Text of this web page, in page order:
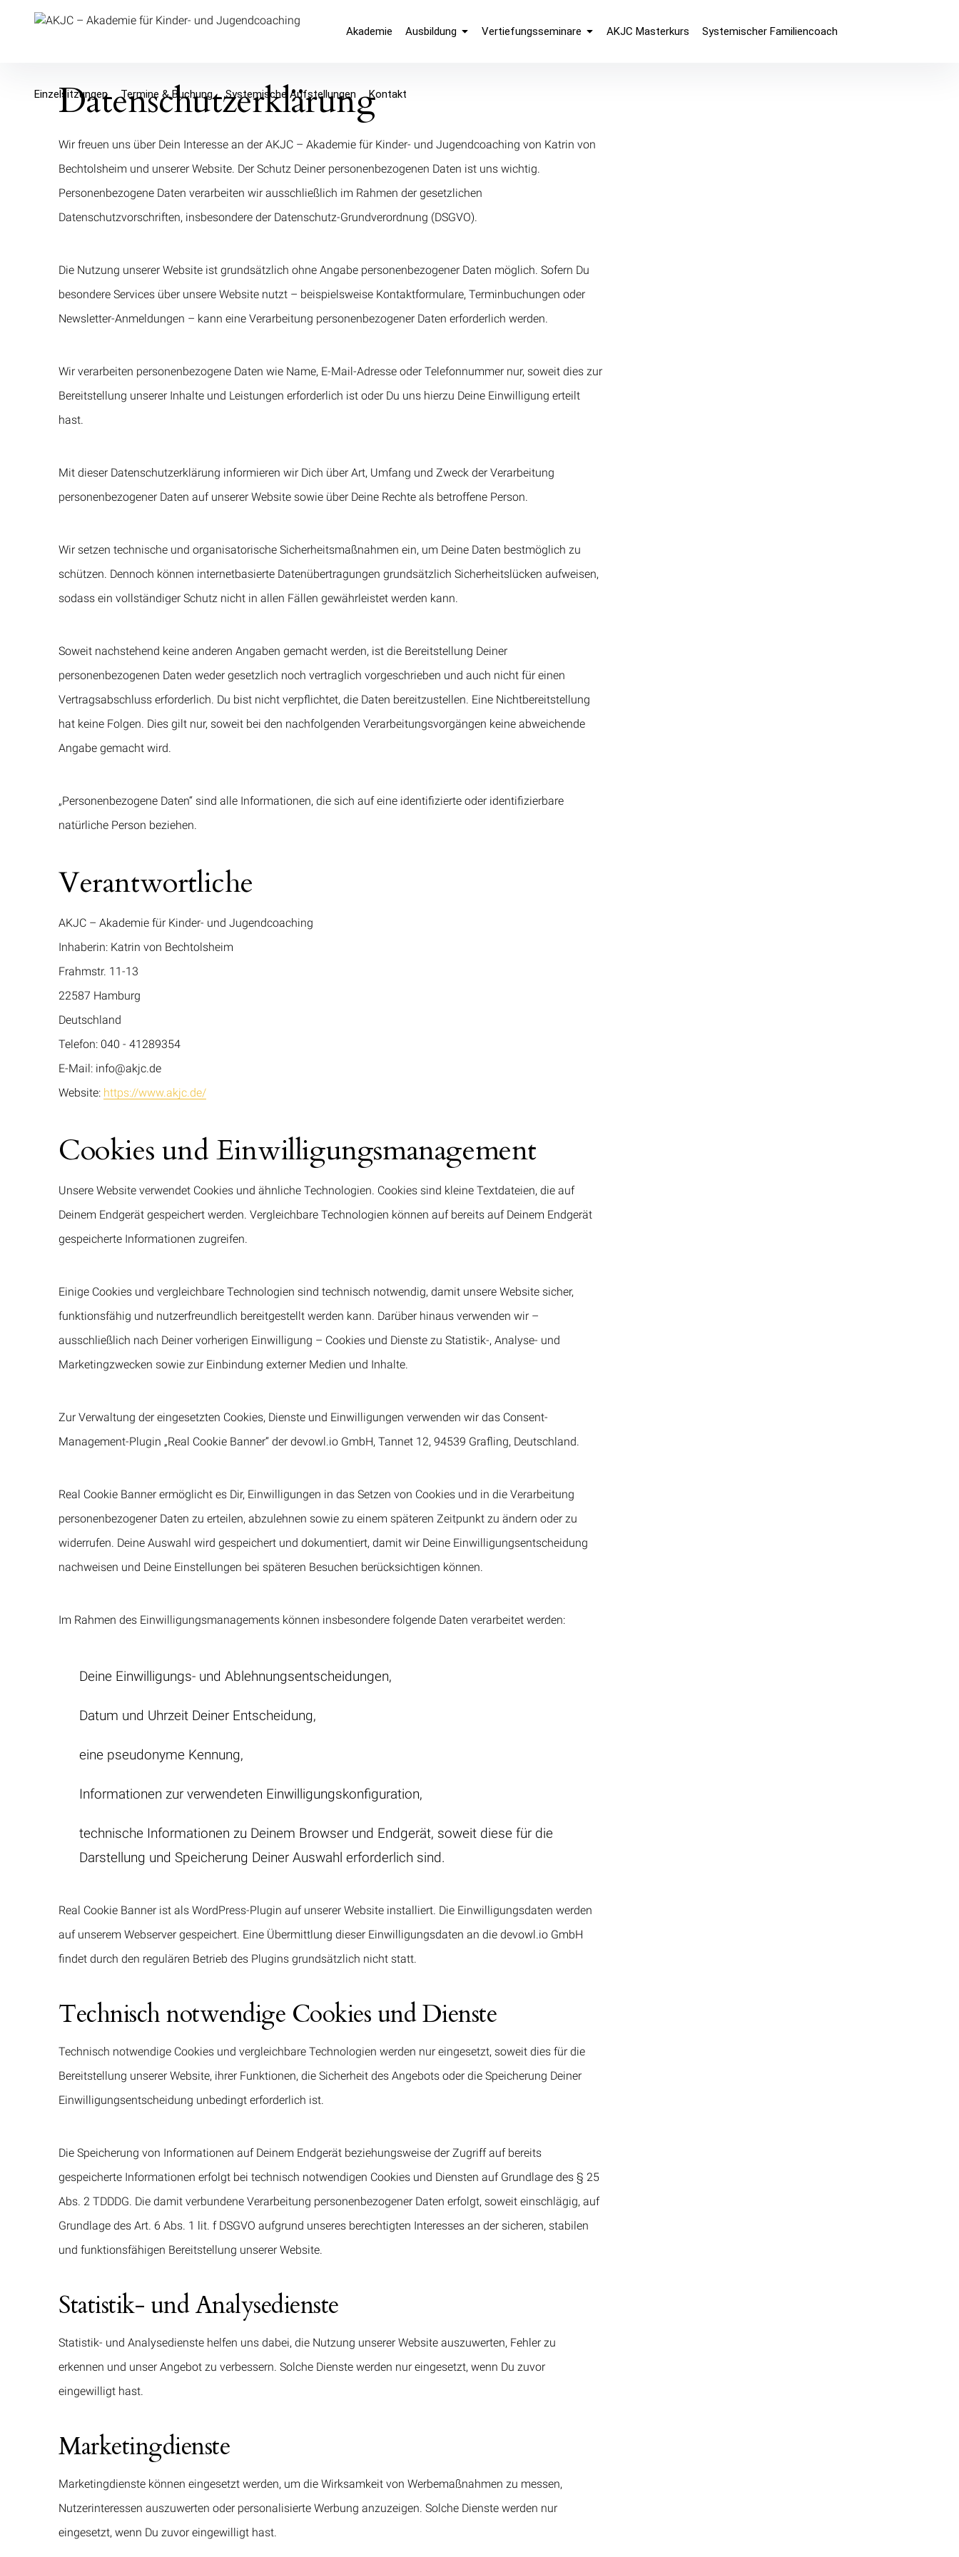
AKJC – Akademie für Kinder- und Jugendcoaching
Akademie Ausbildung Vertiefungsseminare AKJC Masterkurs Systemischer Familiencoach
Einzelsitzungen Termine & Buchung Systemische Aufstellungen Kontakt
Datenschutzerklärung
Wir freuen uns über Dein Interesse an der AKJC – Akademie für Kinder- und Jugendcoaching von Katrin von
Bechtolsheim und unserer Website. Der Schutz Deiner personenbezogenen Daten ist uns wichtig.
Personenbezogene Daten verarbeiten wir ausschließlich im Rahmen der gesetzlichen
Datenschutzvorschriften, insbesondere der Datenschutz-Grundverordnung (DSGVO).
Die Nutzung unserer Website ist grundsätzlich ohne Angabe personenbezogener Daten möglich. Sofern Du
besondere Services über unsere Website nutzt – beispielsweise Kontaktformulare, Terminbuchungen oder
Newsletter-Anmeldungen – kann eine Verarbeitung personenbezogener Daten erforderlich werden.
Wir verarbeiten personenbezogene Daten wie Name, E-Mail-Adresse oder Telefonnummer nur, soweit dies zur
Bereitstellung unserer Inhalte und Leistungen erforderlich ist oder Du uns hierzu Deine Einwilligung erteilt
hast.
Mit dieser Datenschutzerklärung informieren wir Dich über Art, Umfang und Zweck der Verarbeitung
personenbezogener Daten auf unserer Website sowie über Deine Rechte als betroffene Person.
Wir setzen technische und organisatorische Sicherheitsmaßnahmen ein, um Deine Daten bestmöglich zu
schützen. Dennoch können internetbasierte Datenübertragungen grundsätzlich Sicherheitslücken aufweisen,
sodass ein vollständiger Schutz nicht in allen Fällen gewährleistet werden kann.
Soweit nachstehend keine anderen Angaben gemacht werden, ist die Bereitstellung Deiner
personenbezogenen Daten weder gesetzlich noch vertraglich vorgeschrieben und auch nicht für einen
Vertragsabschluss erforderlich. Du bist nicht verpflichtet, die Daten bereitzustellen. Eine Nichtbereitstellung
hat keine Folgen. Dies gilt nur, soweit bei den nachfolgenden Verarbeitungsvorgängen keine abweichende
Angabe gemacht wird.
„Personenbezogene Daten“ sind alle Informationen, die sich auf eine identifizierte oder identifizierbare
natürliche Person beziehen.
Verantwortliche
AKJC – Akademie für Kinder- und Jugendcoaching
Inhaberin: Katrin von Bechtolsheim
Frahmstr. 11-13
22587 Hamburg
Deutschland
Telefon: 040 - 41289354
E-Mail: info@akjc.de
Website: https://www.akjc.de/
Cookies und Einwilligungsmanagement
Unsere Website verwendet Cookies und ähnliche Technologien. Cookies sind kleine Textdateien, die auf
Deinem Endgerät gespeichert werden. Vergleichbare Technologien können auf bereits auf Deinem Endgerät
gespeicherte Informationen zugreifen.
Einige Cookies und vergleichbare Technologien sind technisch notwendig, damit unsere Website sicher,
funktionsfähig und nutzerfreundlich bereitgestellt werden kann. Darüber hinaus verwenden wir –
ausschließlich nach Deiner vorherigen Einwilligung – Cookies und Dienste zu Statistik-, Analyse- und
Marketingzwecken sowie zur Einbindung externer Medien und Inhalte.
Zur Verwaltung der eingesetzten Cookies, Dienste und Einwilligungen verwenden wir das Consent-
Management-Plugin „Real Cookie Banner“ der devowl.io GmbH, Tannet 12, 94539 Grafling, Deutschland.
Real Cookie Banner ermöglicht es Dir, Einwilligungen in das Setzen von Cookies und in die Verarbeitung
personenbezogener Daten zu erteilen, abzulehnen sowie zu einem späteren Zeitpunkt zu ändern oder zu
widerrufen. Deine Auswahl wird gespeichert und dokumentiert, damit wir Deine Einwilligungsentscheidung
nachweisen und Deine Einstellungen bei späteren Besuchen berücksichtigen können.
Im Rahmen des Einwilligungsmanagements können insbesondere folgende Daten verarbeitet werden:
Deine Einwilligungs- und Ablehnungsentscheidungen,
Datum und Uhrzeit Deiner Entscheidung,
eine pseudonyme Kennung,
Informationen zur verwendeten Einwilligungskonfiguration,
technische Informationen zu Deinem Browser und Endgerät, soweit diese für die
Darstellung und Speicherung Deiner Auswahl erforderlich sind.
Real Cookie Banner ist als WordPress-Plugin auf unserer Website installiert. Die Einwilligungsdaten werden
auf unserem Webserver gespeichert. Eine Übermittlung dieser Einwilligungsdaten an die devowl.io GmbH
findet durch den regulären Betrieb des Plugins grundsätzlich nicht statt.
Technisch notwendige Cookies und Dienste
Technisch notwendige Cookies und vergleichbare Technologien werden nur eingesetzt, soweit dies für die
Bereitstellung unserer Website, ihrer Funktionen, die Sicherheit des Angebots oder die Speicherung Deiner
Einwilligungsentscheidung unbedingt erforderlich ist.
Die Speicherung von Informationen auf Deinem Endgerät beziehungsweise der Zugriff auf bereits
gespeicherte Informationen erfolgt bei technisch notwendigen Cookies und Diensten auf Grundlage des § 25
Abs. 2 TDDDG. Die damit verbundene Verarbeitung personenbezogener Daten erfolgt, soweit einschlägig, auf
Grundlage des Art. 6 Abs. 1 lit. f DSGVO aufgrund unseres berechtigten Interesses an der sicheren, stabilen
und funktionsfähigen Bereitstellung unserer Website.
Statistik- und Analysedienste
Statistik- und Analysedienste helfen uns dabei, die Nutzung unserer Website auszuwerten, Fehler zu
erkennen und unser Angebot zu verbessern. Solche Dienste werden nur eingesetzt, wenn Du zuvor
eingewilligt hast.
Marketingdienste
Marketingdienste können eingesetzt werden, um die Wirksamkeit von Werbemaßnahmen zu messen,
Nutzerinteressen auszuwerten oder personalisierte Werbung anzuzeigen. Solche Dienste werden nur
eingesetzt, wenn Du zuvor eingewilligt hast.